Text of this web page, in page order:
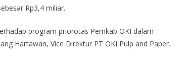
Rp3,4 miliar.
program priorotas Pemkab OKI dalam
Hartawan, Vice Direktur PT OKI Pulp and Paper.